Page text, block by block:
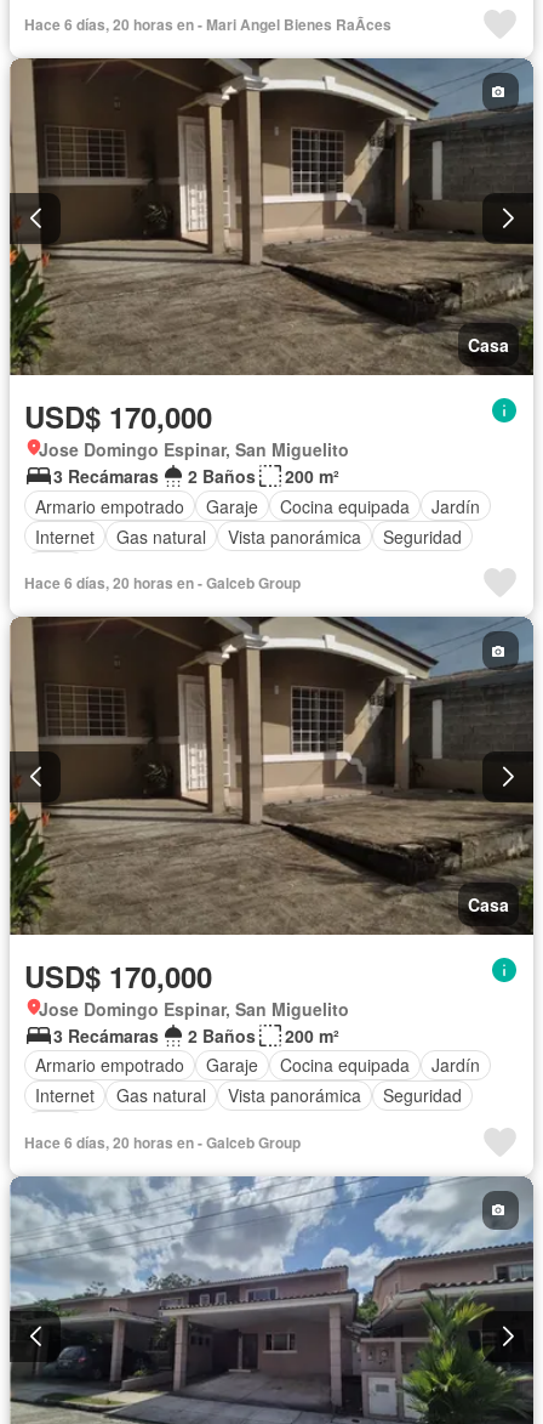
Patio
Hace 6 días, 20 horas en - Mari Angel Bienes RaÃ­ces
Casa
USD$ 170,000
Jose Domingo Espinar, San Miguelito
3 Recámaras
2 Baños
200 m²
Armario empotrado
Garaje Cocina equipada
Jardín
Internet
Gas natural Vista panorámica
Seguridad
Hace 6 días, 20 horas en - Galceb Group
Casa
USD$ 170,000
Jose Domingo Espinar, San Miguelito
3 Recámaras
2 Baños
200 m²
Armario empotrado
Garaje Cocina equipada
Jardín
Internet
Gas natural Vista panorámica
Seguridad
Hace 6 días, 20 horas en - Galceb Group